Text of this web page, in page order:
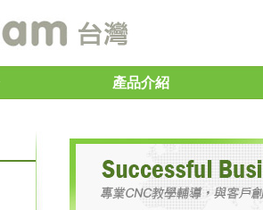
產品介紹